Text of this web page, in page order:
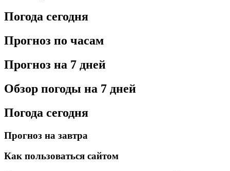
Погода сегодня
Прогноз по часам
Прогноз на 7 дней
Обзор погоды на 7 дней
Погода сегодня
Прогноз на завтра
Как пользоваться сайтом